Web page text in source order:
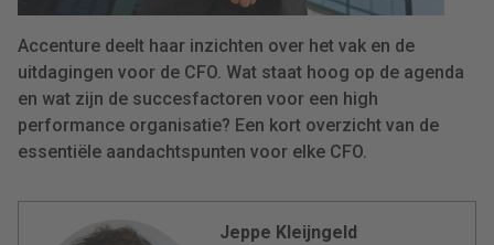
Accenture deelt haar inzichten over het vak en de
uitdagingen voor de CFO. Wat staat hoog op de agenda
en wat zijn de succesfactoren voor een high
performance organisatie? Een kort overzicht van de
essentiële aandachtspunten voor elke CFO.
Jeppe Kleijngeld